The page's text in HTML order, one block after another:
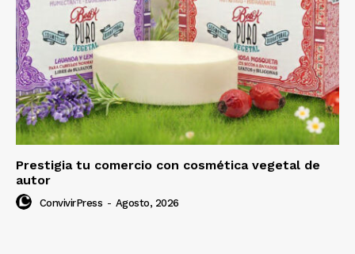
Prestigia tu comercio con cosmética vegetal de
autor
ConvivirPress - Agosto, 2026